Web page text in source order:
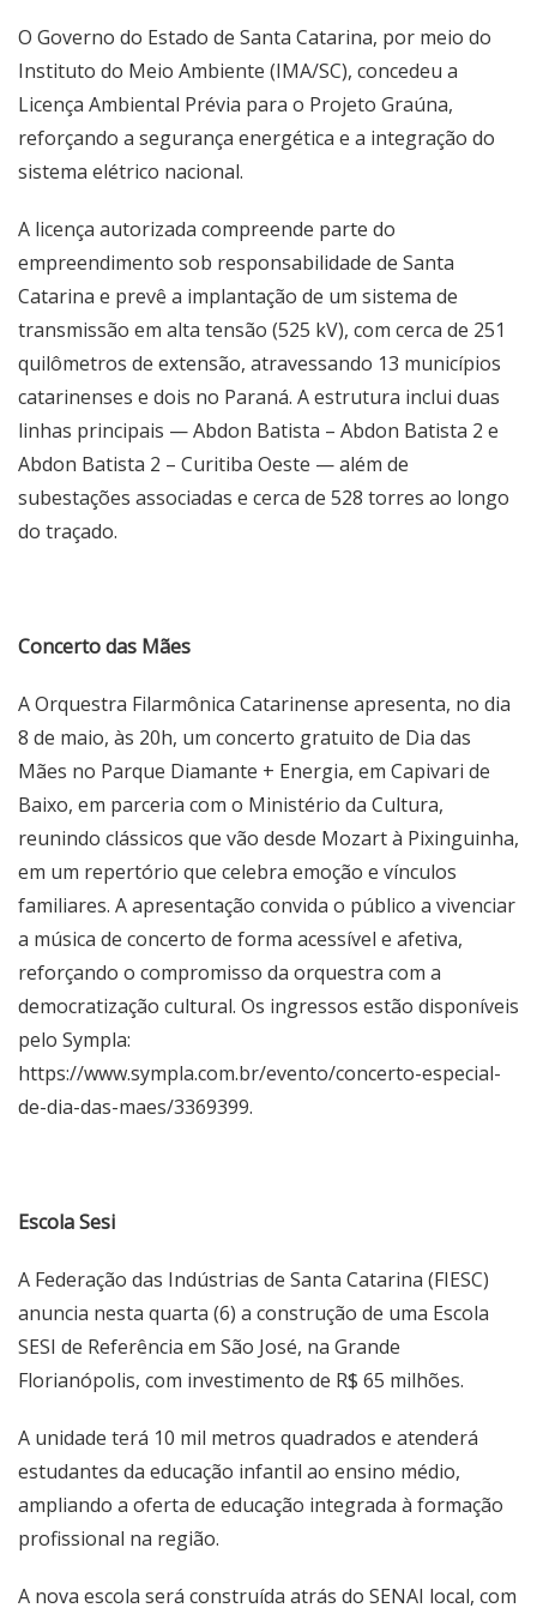
O Governo do Estado de Santa Catarina, por meio do
Instituto do Meio Ambiente (IMA/SC), concedeu a
Licença Ambiental Prévia para o Projeto Graúna,
reforçando a segurança energética e a integração do
sistema elétrico nacional.
A licença autorizada compreende parte do
empreendimento sob responsabilidade de Santa
Catarina e prevê a implantação de um sistema de
transmissão em alta tensão (525 kV), com cerca de 251
quilômetros de extensão, atravessando 13 municípios
catarinenses e dois no Paraná. A estrutura inclui duas
linhas principais — Abdon Batista – Abdon Batista 2 e
Abdon Batista 2 – Curitiba Oeste — além de
subestações associadas e cerca de 528 torres ao longo
do traçado.
Concerto das Mães
A Orquestra Filarmônica Catarinense apresenta, no dia
8 de maio, às 20h, um concerto gratuito de Dia das
Mães no Parque Diamante + Energia, em Capivari de
Baixo, em parceria com o Ministério da Cultura,
reunindo clássicos que vão desde Mozart à Pixinguinha,
em um repertório que celebra emoção e vínculos
familiares. A apresentação convida o público a vivenciar
a música de concerto de forma acessível e afetiva,
reforçando o compromisso da orquestra com a
democratização cultural. Os ingressos estão disponíveis
pelo Sympla:
https://www.sympla.com.br/evento/concerto-especial-
de-dia-das-maes/3369399.
Escola Sesi
A Federação das Indústrias de Santa Catarina (FIESC)
anuncia nesta quarta (6) a construção de uma Escola
SESI de Referência em São José, na Grande
Florianópolis, com investimento de R$ 65 milhões.
A unidade terá 10 mil metros quadrados e atenderá
estudantes da educação infantil ao ensino médio,
ampliando a oferta de educação integrada à formação
profissional na região.
A nova escola será construída atrás do SENAI local, com